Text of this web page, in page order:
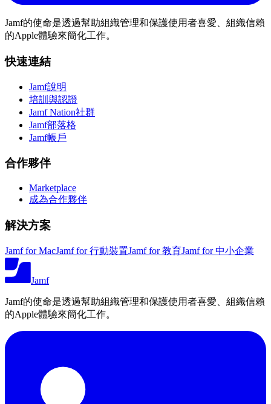
Jamf的使命是透過幫助組織管理和保護使用者喜愛、組織信賴
的Apple體驗來簡化工作。
快速連結
Jamf說明
培訓與認證
Jamf Nation社群
Jamf部落格
Jamf帳戶
合作夥伴
Marketplace
成為合作夥伴
解決方案
Jamf for MacJamf for 行動裝置Jamf for 教育Jamf for 中小企業
Jamf
Jamf的使命是透過幫助組織管理和保護使用者喜愛、組織信賴
的Apple體驗來簡化工作。